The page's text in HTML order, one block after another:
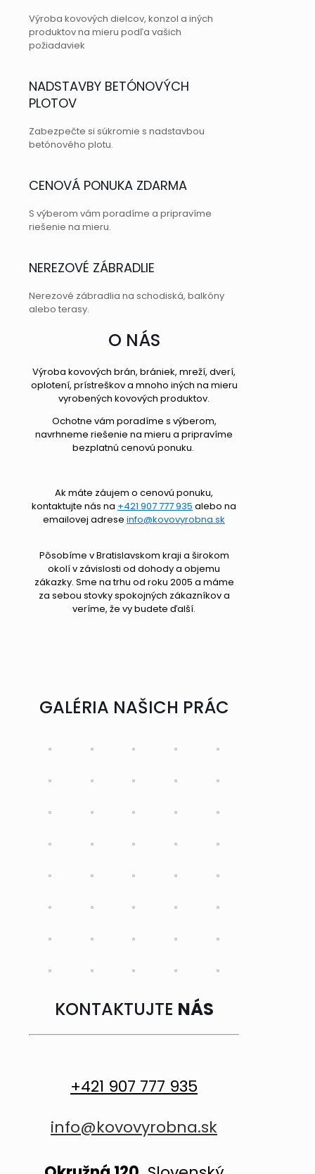
Výroba kovových dielcov, konzol a iných
produktov na mieru podľa vašich
požiadaviek
NADSTAVBY BETÓNOVÝCH
PLOTOV
Zabezpečte si súkromie s nadstavbou
betónového plotu.
CENOVÁ PONUKA ZDARMA
S výberom vám poradíme a pripravíme
riešenie na mieru.
NEREZOVÉ ZÁBRADLIE
Nerezové zábradlia na schodiská, balkóny
alebo terasy.
O NÁS
Výroba kovových brán, brániek, mreží, dverí,
oplotení, prístreškov a mnoho iných na mieru
vyrobených kovových produktov.
Ochotne vám poradíme s výberom,
navrhneme riešenie na mieru a pripravíme
bezplatnú cenovú ponuku.
Ak máte záujem o cenovú ponuku,
kontaktujte nás na +421 907 777 935 alebo na
emailovej adrese info@kovovyrobna.sk
Pôsobíme v Bratislavskom kraji a širokom
okolí v závislosti od dohody a objemu
zákazky. Sme na trhu od roku 2005 a máme
za sebou stovky spokojných zákazníkov a
veríme, že vy budete ďalší.
GALÉRIA NAŠICH PRÁC
KONTAKTUJTE NÁS
+421 907 777 935
info@kovovyrobna.sk